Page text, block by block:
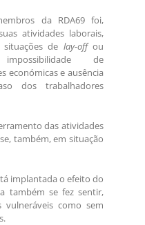
da RDA69 foi,
atividades laborais,
de lay-offou
de
económicas e ausência
dos trabalhadores
das atividades
também, em situação
implantada o efeito do
também se fez sentir,
como sem